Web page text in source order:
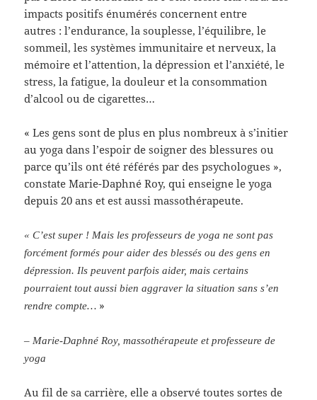
impacts positifs énumérés concernent entre
autres : l’endurance, la souplesse, l’équilibre, le
sommeil, les systèmes immunitaire et nerveux, la
mémoire et l’attention, la dépression et l’anxiété, le
stress, la fatigue, la douleur et la consommation
d’alcool ou de cigarettes…
« Les gens sont de plus en plus nombreux à s’initier
au yoga dans l’espoir de soigner des blessures ou
parce qu’ils ont été référés par des psychologues »,
constate Marie-Daphné Roy, qui enseigne le yoga
depuis 20 ans et est aussi massothérapeute.
« C’est super ! Mais les professeurs de yoga ne sont pas
forcément formés pour aider des blessés ou des gens en
dépression. Ils peuvent parfois aider, mais certains
pourraient tout aussi bien aggraver la situation sans s’en
rendre compte… »
– Marie-Daphné Roy, massothérapeute et professeure de
yoga
Au fil de sa carrière, elle a observé toutes sortes de